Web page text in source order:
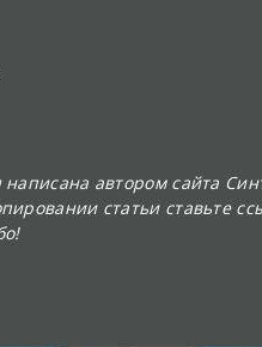
написана автором сайта
статьи ставьте